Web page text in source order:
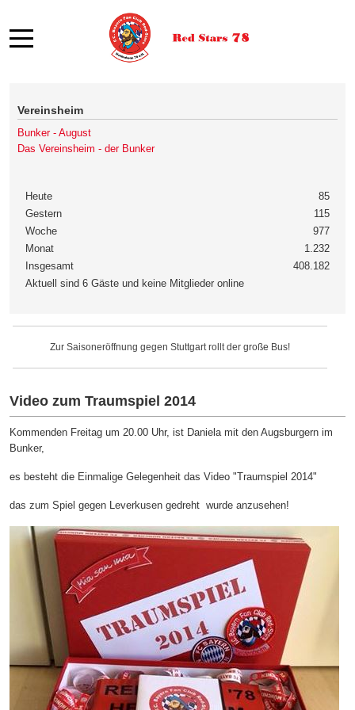
Mobile Menu Toggle
Vereinsheim
Bunker - August
Das Vereinsheim - der Bunker
Heute
85
Gestern
115
Woche
977
Monat
1.232
Insgesamt
408.182
Aktuell sind 6 Gäste und keine Mitglieder online
Zur Saisoneröffnung gegen Stuttgart rollt der große Bus!
Video zum Traumspiel 2014
Kommenden Freitag um 20.00 Uhr, ist Daniela mit den Augsburgern im
Bunker,
es besteht die Einmalige Gelegenheit das Video "Traumspiel 2014"
das zum Spiel gegen Leverkusen gedreht wurde anzusehen!